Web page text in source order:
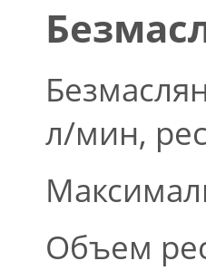
л/мин,
Объем